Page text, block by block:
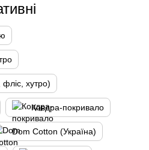
хутро)
Ковдра-покривало
Dom Cotton (Україна)